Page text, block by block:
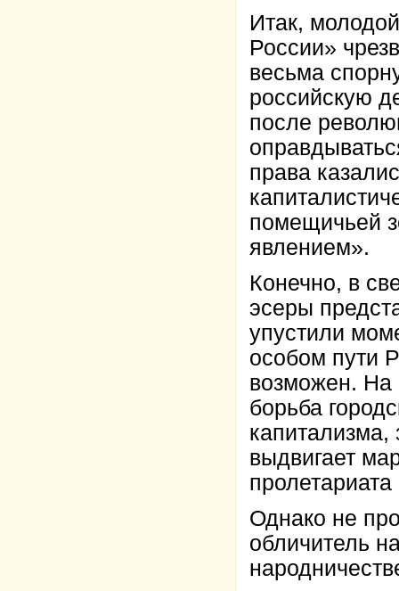
Итак,
России»
весьма
российскую
после
права
помещичьей
явлением».
Конечно, в
эсеры
упустили
особом пути
возможен. На
борьба
капитализма,
выдвигает
Однако не
обличитель